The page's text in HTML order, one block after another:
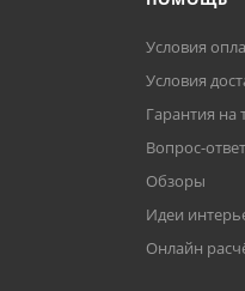
Условия
Условия
Гарантия на
Вопрос-ответ
Обзоры
Идеи
Онлайн